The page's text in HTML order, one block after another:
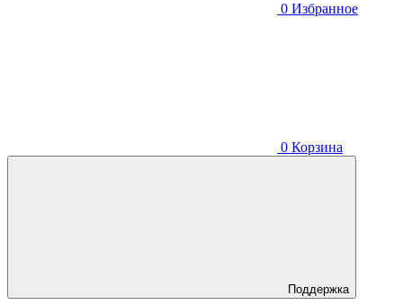
0 Избранное
0 Корзина
Поддержка